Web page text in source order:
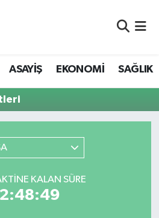
ASAYİŞ EKONOMİ SAĞLIK
KALAN SÜRE